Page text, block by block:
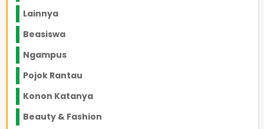
Lainnya
Beasiswa
Ngampus
Pojok Rantau
Konon Katanya
Beauty & Fashion